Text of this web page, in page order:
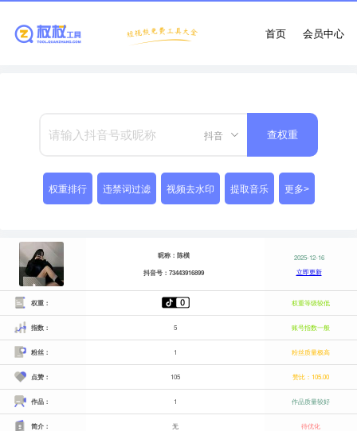
会员中心
首页
抖音 查权重
权重排行 违禁词过滤 视频去水印 提取音乐 更多>
昵称：陈橫
抖音号：73443916899
2025-12-16
立即更新
权重： 权重等级较低
指数： 5 账号指数一般
粉丝： 1 粉丝质量极高
点赞： 105 赞比：105.00
作品： 1 作品质量较好
简介： 无 待优化